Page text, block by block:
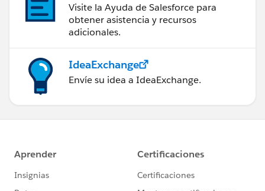
Visite la Ayuda de Salesforce para
obtener asistencia y recursos
adicionales.
IdeaExchange
Envíe su idea a IdeaExchange.